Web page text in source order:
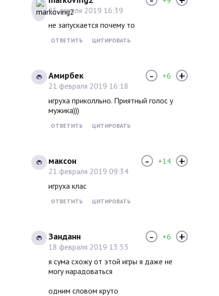
25 апреля 2019 16:39
не запускается почему то
ОТВЕТИТЬ ЦИТИРОВАТЬ
Амирбек
21 февраля 2019 16:18
игруха приколльно. Приятный голос у
мужика)))
ОТВЕТИТЬ ЦИТИРОВАТЬ
- +6 +
максон
21 февраля 2019 09:34
игруха клас
ОТВЕТИТЬ ЦИТИРОВАТЬ
- +14 +
Занданн
18 февраля 2019 13:53
я сума схожу от этой игры я даже не
могу нарадоваться
одним словом круто
- +6 +